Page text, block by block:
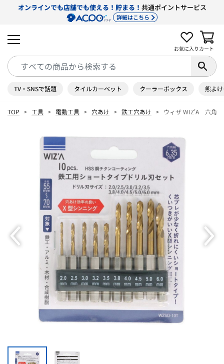
オンラインでも店舗でも使える！貯まる！ 共通ポイントサービス
詳細はこちら
お気に入り カート
TV・SNSで話題 タイルカーペット クーラーボックス 熊よ
TOP 工具 電動工具 穴あけ 鉄工穴あけ ウィザ WIZ'A 六角